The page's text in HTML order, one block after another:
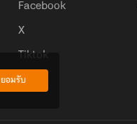
Facebook
X
Tiktok
ยอมรับ